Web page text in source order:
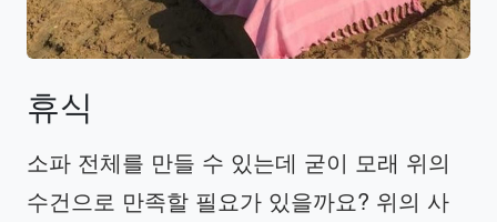
휴식
소파 전체를 만들 수 있는데 굳이 모래 위의
수건으로 만족할 필요가 있을까요? 위의 사